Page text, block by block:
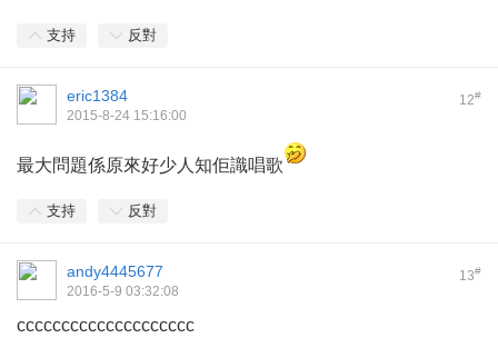
支持 反對
12#
eric1384
2015-8-24 15:16:00
最大問題係原來好少人知佢識唱歌
支持 反對
13#
andy4445677
2016-5-9 03:32:08
cccccccccccccccccccc